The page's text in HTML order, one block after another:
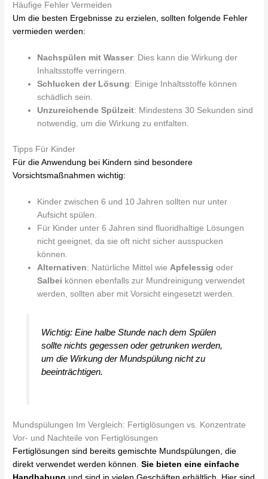
Häufige Fehler Vermeiden
Um die besten Ergebnisse zu erzielen, sollten folgende Fehler
vermieden werden:
Nachspülen mit Wasser: Dies kann die Wirkung der
Inhaltsstoffe verringern.
Schlucken der Lösung: Einige Inhaltsstoffe können
schädlich sein.
Unzureichende Spülzeit: Mindestens 30 Sekunden sind
notwendig, um die Wirkung zu entfalten.
Tipps Für Kinder
Für die Anwendung bei Kindern sind besondere
Vorsichtsmaßnahmen wichtig:
Kinder zwischen 6 und 10 Jahren sollten nur unter
Aufsicht spülen.
Für Kinder unter 6 Jahren sind fluoridhaltige Lösungen
nicht geeignet, da sie oft nicht sicher ausspucken
können.
Alternativen: Natürliche Mittel wie Apfelessig oder
Salbei können ebenfalls zur Mundreinigung verwendet
werden, sollten aber mit Vorsicht eingesetzt werden.
Wichtig: Eine halbe Stunde nach dem Spülen
sollte nichts gegessen oder getrunken werden,
um die Wirkung der Mundspülung nicht zu
beeinträchtigen.
Mundspülungen Im Vergleich: Fertiglösungen vs. Konzentrate
Vor- und Nachteile von Fertiglösungen
Fertiglösungen sind bereits gemischte Mundspülungen, die
direkt verwendet werden können.Sie bieten eine einfache